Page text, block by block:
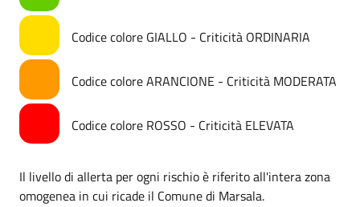
Codice colore GIALLO - Criticità ORDINARIA
Codice colore ARANCIONE - Criticità MODERATA
Codice colore ROSSO - Criticità ELEVATA
Il livello di allerta per ogni rischio è riferito all'intera zona
omogenea in cui ricade il Comune di Marsala.